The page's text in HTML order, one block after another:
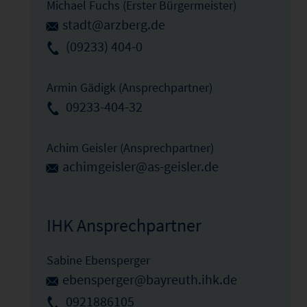
Michael Fuchs (Erster Bürgermeister)
stadt@arzberg.de
(09233) 404-0
Armin Gädigk (Ansprechpartner)
09233-404-32
Achim Geisler (Ansprechpartner)
achimgeisler@as-geisler.de
IHK Ansprechpartner
Sabine Ebensperger
ebensperger@bayreuth.ihk.de
0921886105